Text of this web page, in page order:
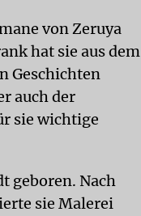
von Zeruya
hat sie aus dem
Geschichten
auch der
sie wichtige
geboren. Nach
sie Malerei